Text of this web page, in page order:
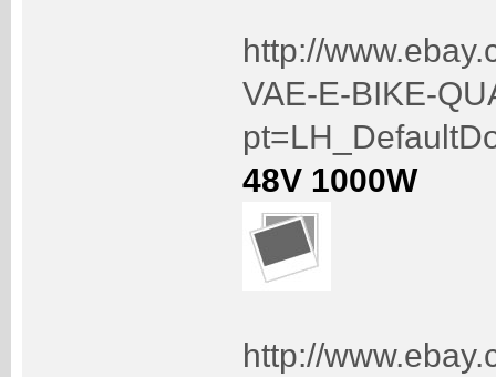
http://
VAE-E-BIKE-
48V 1000W
http://